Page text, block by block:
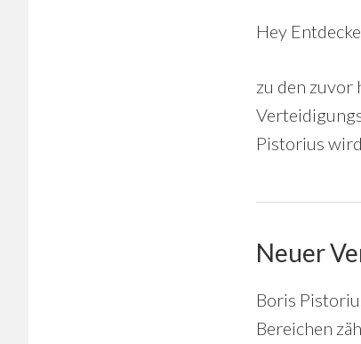
Hey
zu den zuvor
Pistorius
Neuer
Boris
Bereichen